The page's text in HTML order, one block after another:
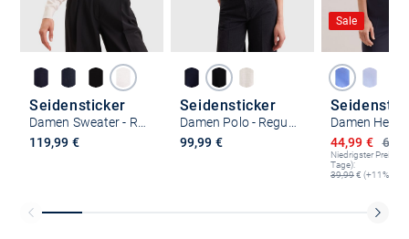
Seidensticker
Damen Sweater - Regular Fit
119,99 €
Seidensticker
Damen Polo - Regular Fit
99,99 €
Sale
Ermäßigter
44,99 €
Niedrigster Preis
Tage):
39,99€ (+11%)